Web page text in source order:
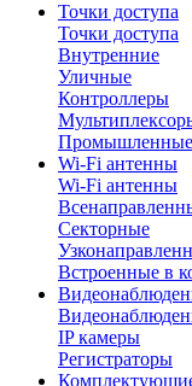
Точки доступа
Точки доступа
Внутренние
Уличные
Контроллеры
Промышленные
Wi-Fi антенны
Wi-Fi антенны
Секторные
Встроенные в
IP камеры
Регистраторы